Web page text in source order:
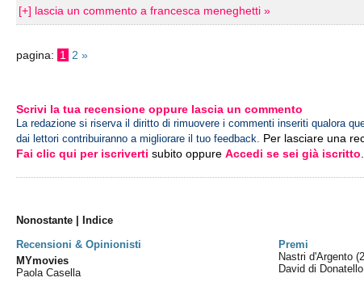
[+] lascia un commento a francesca meneghetti »
pagina: 1 2 »
Scrivi la tua recensione oppure lascia un commento
La redazione si riserva il diritto di rimuovere i commenti inseriti qualora
dai lettori contribuiranno a migliorare il tuo feedback. Per lasciare una
Fai clic qui per iscriverti subito oppureAccedi se sei già iscritto
Nonostante | Indice
Recensioni & Opinionisti
Premi
MYmovies
Paola Casella
Nastri d'Argento
David di